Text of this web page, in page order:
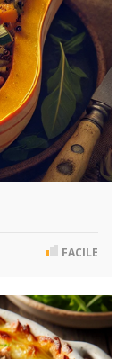
FACILE